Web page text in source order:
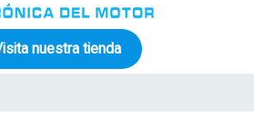
nuestra tienda